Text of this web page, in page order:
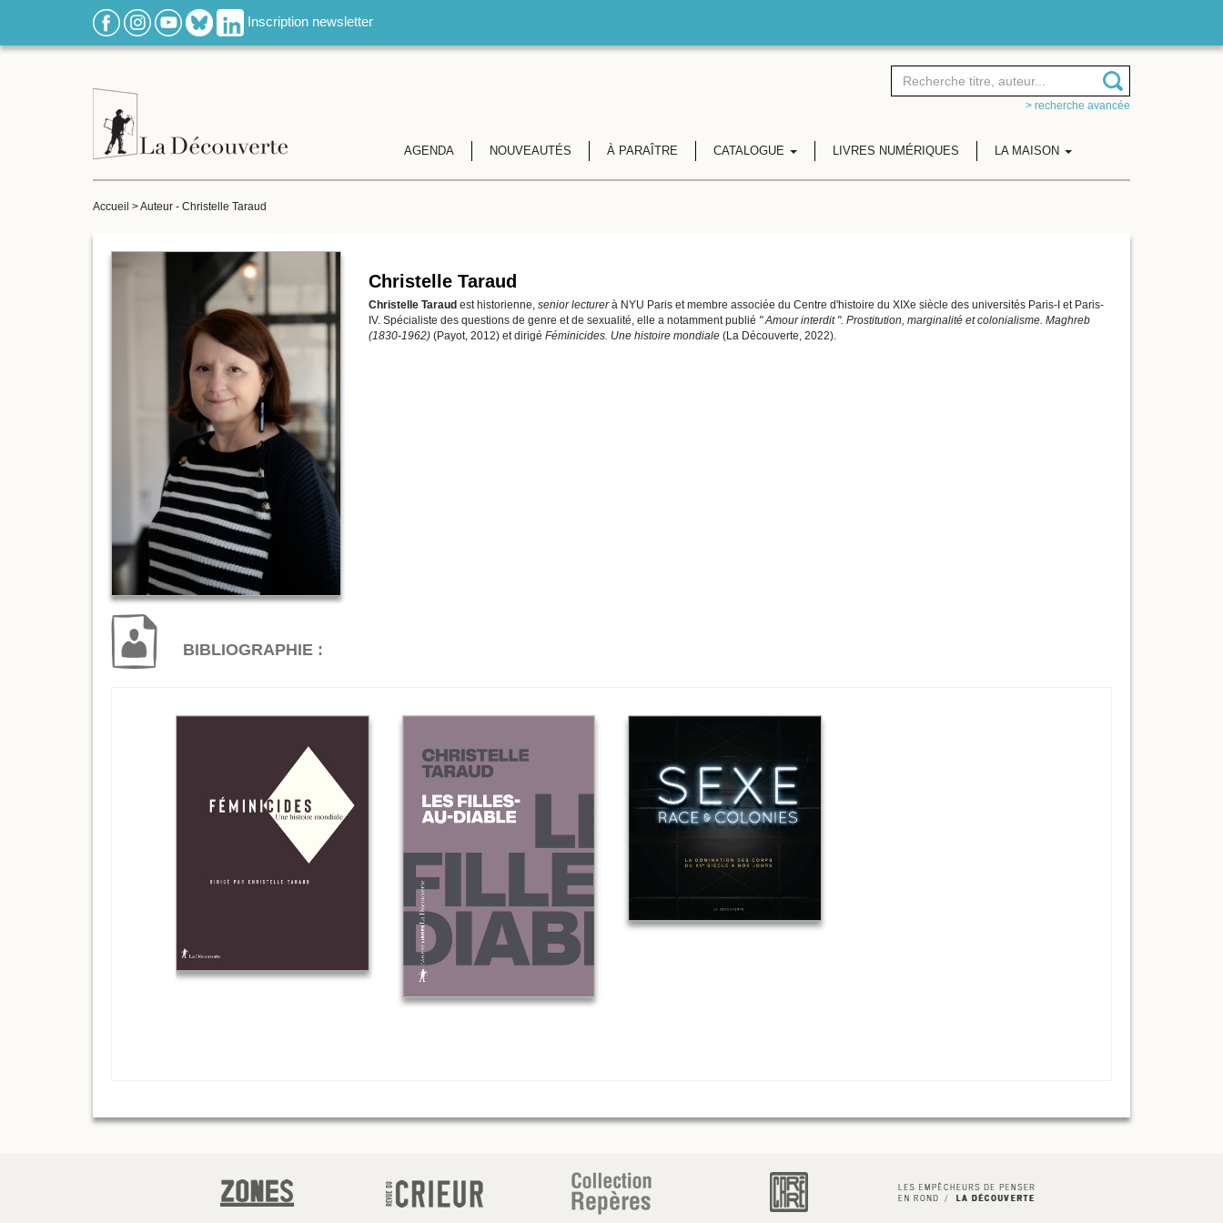
Inscription newsletter
> recherche avancée
AGENDA NOUVEAUTÉS À PARAÎTRE CATALOGUE LIVRES NUMÉRIQUES LA MAISON
Accueil >Auteur - Christelle Taraud
Christelle Taraud
Christelle Taraud est historienne, senior lecturerà NYU Paris et membre associée du Centre d'histoire du XIXe siècle des universités Paris-I et Paris-
IV. Spécialiste des questions de genre et de sexualité, elle a notamment publié " Amour interdit ". Prostitution, marginalité et colonialisme. Maghreb
(1830-1962)(Payot, 2012) et dirigé Féminicides. Une histoire mondiale (La Découverte, 2022).
BIBLIOGRAPHIE :